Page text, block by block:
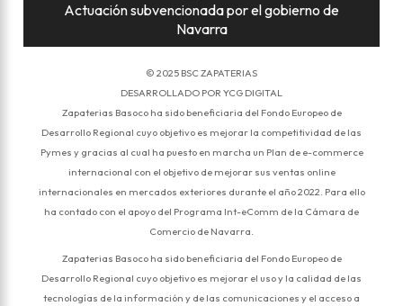
Actuación subvencionada por el gobierno de
Navarra
© 2025 BSC ZAPATERIAS
DESARROLLADO POR YCG DIGITAL
Zapaterias Basoco ha sido beneficiaria del Fondo Europeo de
Desarrollo Regional cuyo objetivo es mejorar la competitividad de las
Pymes y gracias al cual ha puesto en marcha un Plan de e-commerce
internacional con el objetivo de mejorar sus ventas online
internacionales en mercados exteriores durante el año 2022. Para ello
ha contado con el apoyo del Programa Int-eComm de la Cámara de
Comercio de Navarra.
Zapaterias Basoco ha sido beneficiaria del Fondo Europeo de
Desarrollo Regional cuyo objetivo es mejorar el uso y la calidad de las
tecnologías de la información y de las comunicaciones y el acceso a